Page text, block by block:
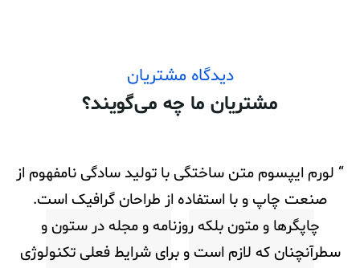
دیدگاه مشتریان
مشتریان ما چه می‌گویند؟
“ لورم ایپسوم متن ساختگی با تولید سادگی نامفهوم از
صنعت چاپ و با استفاده از طراحان گرافیک است.
چاپگرها و متون بلکه روزنامه و مجله در ستون و
سطرآنچنان که لازم است و برای شرایط فعلی تکنولوژی